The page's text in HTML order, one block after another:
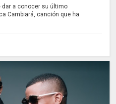
dar a conocer su último
Cambiará, canción que ha